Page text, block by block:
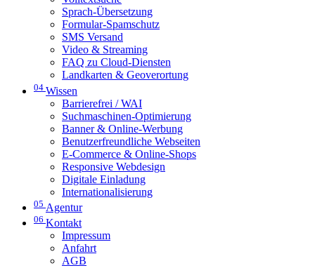
Sprach-Übersetzung
Formular-Spamschutz
SMS Versand
Video & Streaming
FAQ zu Cloud-Diensten
Landkarten & Geoverortung
04 Wissen
Barrierefrei / WAI
Suchmaschinen-Optimierung
Banner & Online-Werbung
Benutzerfreundliche Webseiten
E-Commerce & Online-Shops
Responsive Webdesign
Digitale Einladung
Internationalisierung
05 Agentur
06 Kontakt
Impressum
Anfahrt
AGB